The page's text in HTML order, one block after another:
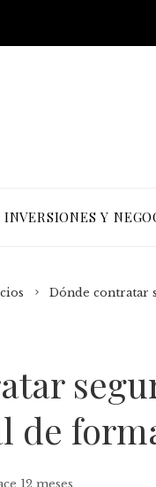
INVERSIONES Y
Dónde contratar
de
12 meses